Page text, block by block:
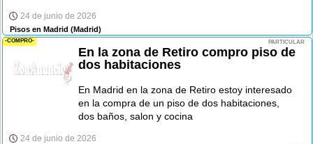
24 de junio de 2026
Pisos en Madrid (Madrid)
-COMPRO- PARTICULAR
En la zona de Retiro compro piso de
dos habitaciones
En Madrid en la zona de Retiro estoy interesado
en la compra de un piso de dos habitaciones,
dos baños, salon y cocina
24 de junio de 2026